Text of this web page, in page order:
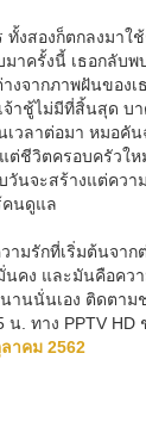
สองก็ตกลงมาใ
มาครั้งนี้ เธอกลับ
งจากภาพฝันของ
าชู้ไม่มีที่สิ้นสุด บ
เวลาต่อมา หมอคั
ชีวิตครอบครัวให
วันจะสร้างแต่ควา
คนดูแล
กที่เริ่มต้นจากต่
คง และมันคือคว
านนั่นเอง ติดตา
น. ทาง PPTV HD
าคม 2562